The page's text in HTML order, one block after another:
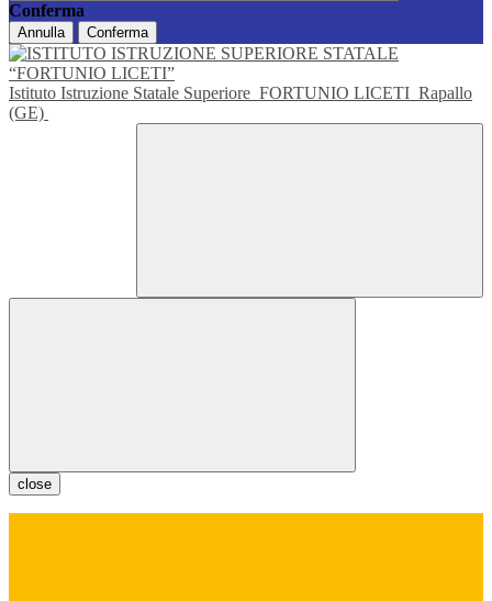
Conferma
Annulla Conferma
Istituto Istruzione Statale Superiore FORTUNIO LICETI Rapallo
(GE)
close